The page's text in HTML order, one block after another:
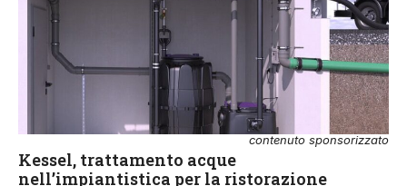
contenuto sponsorizzato
Kessel, trattamento acque
nell’impiantistica per la ristorazione